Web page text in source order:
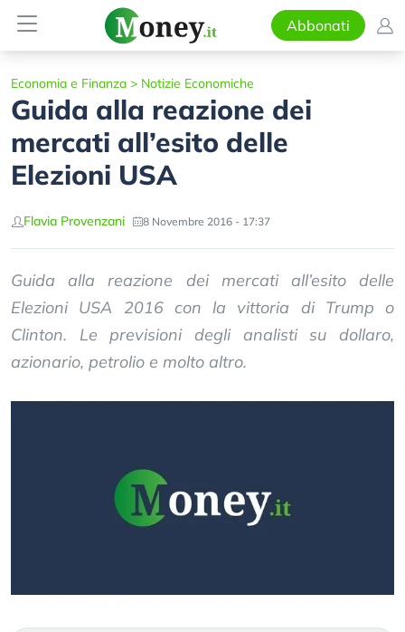
Abbonati
Economia e Finanza > Notizie Economiche
Guida alla reazione dei
mercati all’esito delle
Elezioni USA
Flavia Provenzani 8 Novembre 2016 - 17:37
Guida alla reazione dei mercati all’esito delle
Elezioni USA 2016 con la vittoria di Trump o
Clinton. Le previsioni degli analisti su dollaro,
azionario, petrolio e molto altro.